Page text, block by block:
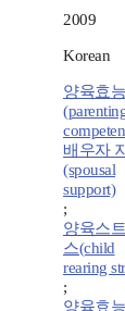
2009
Korean
양육효
배우자
(spousal
support)
;
양육스
스(child
rearing
;
양육효